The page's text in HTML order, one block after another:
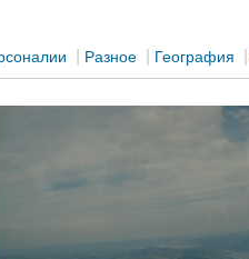
Разное География